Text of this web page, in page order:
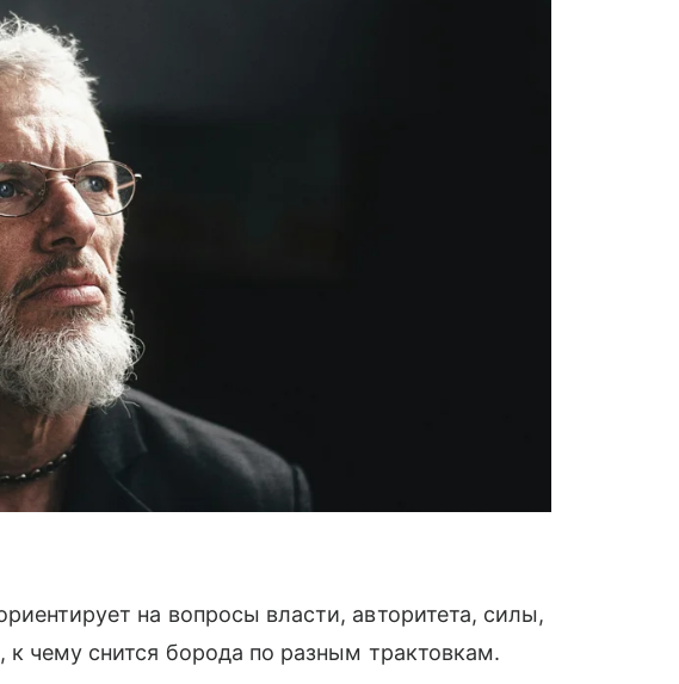
на вопросы власти, авторитета, силы,
чему снится борода по разным трактовкам.